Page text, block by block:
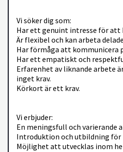
Vi söker dig som:
Har ett genuint intresse för att
Är flexibel och kan arbeta
Har förmåga att kommunicera
Har ett empatiskt och
Erfarenhet av liknande arbete
inget krav.
Körkort är ett krav.
Vi erbjuder:
En meningsfull och varierande
Introduktion och utbildning för
Möjlighet att utvecklas inom